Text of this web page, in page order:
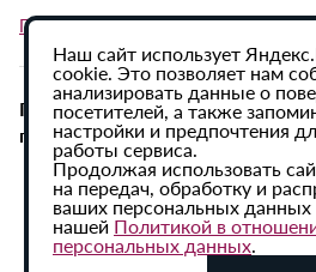
Политика в отношении обработки
При использовании материалов
гиперссылка на ИА «Регион 64»
Наш сайт использует
cookie. Это позволяет нам
анализировать данные о
посетителей, а также
настройки и предпочтения
работы сервиса.
Продолжая использовать
на передач, обработку и
ваших персональных данных
нашей Политикой в
персональных данных.